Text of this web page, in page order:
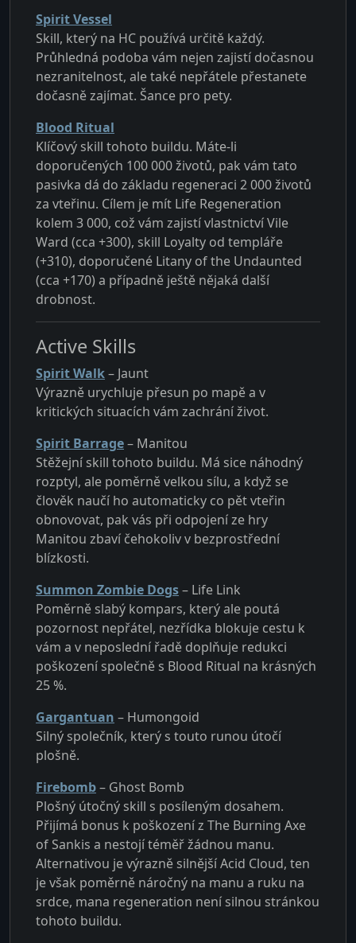
Spirit Vessel
Skill, který na HC používá určitě každý.
Průhledná podoba vám nejen zajistí dočasnou
nezranitelnost, ale také nepřátele přestanete
dočasně zajímat. Šance pro pety.
Blood Ritual
Klíčový skill tohoto buildu. Máte-li
doporučených 100 000 životů, pak vám tato
pasivka dá do základu regeneraci 2 000 životů
za vteřinu. Cílem je mít Life Regeneration
kolem 3 000, což vám zajistí vlastnictví Vile
Ward (cca +300), skill Loyalty od templáře
(+310), doporučené Litany of the Undaunted
(cca +170) a případně ještě nějaká další
drobnost.
Active Skills
Spirit Walk– Jaunt
Výrazně urychluje přesun po mapě a v
kritických situacích vám zachrání život.
Spirit Barrage– Manitou
Stěžejní skill tohoto buildu. Má sice náhodný
rozptyl, ale poměrně velkou sílu, a když se
člověk naučí ho automaticky co pět vteřin
obnovovat, pak vás při odpojení ze hry
Manitou zbaví čehokoliv v bezprostřední
blízkosti.
Summon Zombie Dogs– Life Link
Poměrně slabý kompars, který ale poutá
pozornost nepřátel, nezřídka blokuje cestu k
vám a v neposlední řadě doplňuje redukci
poškození společně s Blood Ritual na krásných
25 %.
Gargantuan – Humongoid
Silný společník, který s touto runou útočí
plošně.
Firebomb– Ghost Bomb
Plošný útočný skill s posíleným dosahem.
Přijímá bonus k poškození z The Burning Axe
of Sankis a nestojí téměř žádnou manu.
Alternativou je výrazně silnější Acid Cloud, ten
je však poměrně náročný na manu a ruku na
srdce, mana regeneration není silnou stránkou
tohoto buildu.